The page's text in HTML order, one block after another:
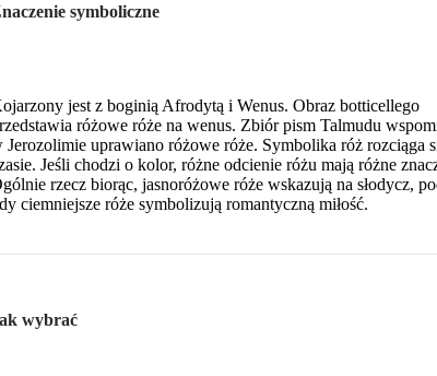
symboliczne
jest z boginią Afrodytą i Wenus. Obraz botticellego
różowe róże na wenus. Zbiór pism Talmudu
Jerozolimie uprawiano różowe róże. Symbolika róż rozciąga
Jeśli chodzi o kolor, różne odcienie różu mają różne
rzecz biorąc, jasnoróżowe róże wskazują na słodycz,
ciemniejsze róże symbolizują romantyczną miłość.
wybrać